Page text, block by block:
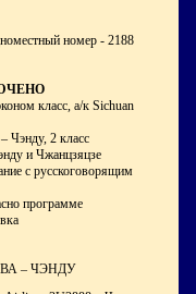
номер - 2188
класс, а/к Sichuan
Чэнду, 2 класс
и Чжанцзяцзе
с русскоговорящим
программе
– ЧЭНДУ